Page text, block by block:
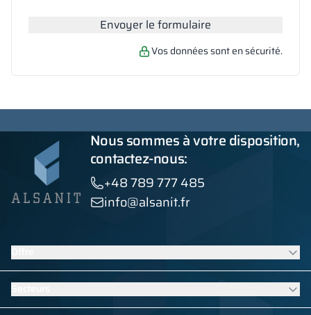
Envoyer le formulaire
Vos données sont en sécurité.
Nous sommes à votre disposition,
contactez-nous:
+48 789 777 485
info@alsanit.fr
Casiers
Cabines sanitaires